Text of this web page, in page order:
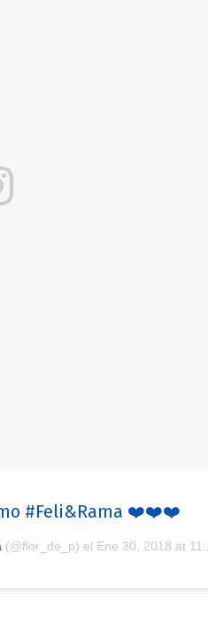
#Feli&Rama ❤️❤️❤️
(@flor_de_p) el Ene 30, 2018 at